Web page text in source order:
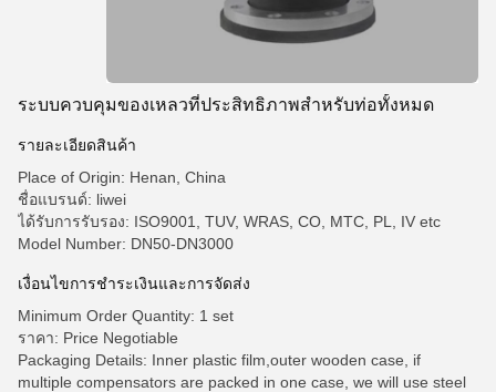
ระบบควบคุมของเหลวที่ประสิทธิภาพสําหรับท่อทั้งหมด
รายละเอียดสินค้า
Place of Origin: Henan, China
ชื่อแบรนด์: liwei
ได้รับการรับรอง: ISO9001, TUV, WRAS, CO, MTC, PL, IV etc
Model Number: DN50-DN3000
เงื่อนไขการชําระเงินและการจัดส่ง
Minimum Order Quantity: 1 set
ราคา: Price Negotiable
Packaging Details: Inner plastic film,outer wooden case, if
multiple compensators are packed in one case, we will use steel